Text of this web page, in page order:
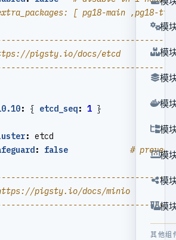
模
模
模
模
模
模
模
模
其他组
[ pg18-main
pigsty.io/docs/etcd
: { etcd_seq: 1 }
: etcd
: false #
pigsty.io/docs/minio